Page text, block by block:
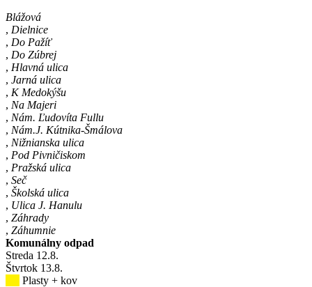
Blážová
, Dielnice
, Do Pažíť
, Do Zúbrej
, Hlavná ulica
, Jarná ulica
, K Medokýšu
, Na Majeri
, Nám. Ľudovíta Fullu
, Nám.J. Kútnika-Šmálova
, Nižnianska ulica
, Pod Pivničiskom
, Pražská ulica
, Seč
, Školská ulica
, Ulica J. Hanulu
, Záhrady
, Záhumnie
Komunálny odpad
Streda 12.8.
Štvrtok 13.8.
Plasty + kov